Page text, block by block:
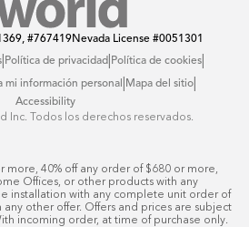
#767419Nevada License#0051301
| Política de privacidad| Política de cookies|
mi información personal Mapa del sitio
Accessibility
Inc. Todos los derechos reservados.
more, 40% off any order of $680 or more,
Offices, or other products with any
installation with any complete unit order of
other offer. Offers and prices are subject
incoming order, at time of purchase only.